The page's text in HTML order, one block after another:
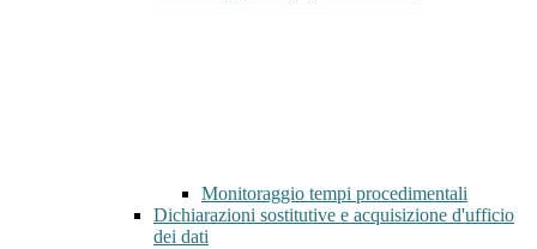
Monitoraggio tempi procedimentali
Dichiarazioni sostitutive e acquisizione d'ufficio
dei dati